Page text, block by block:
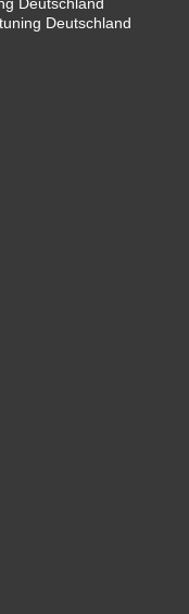
Deutschland
Deutschland